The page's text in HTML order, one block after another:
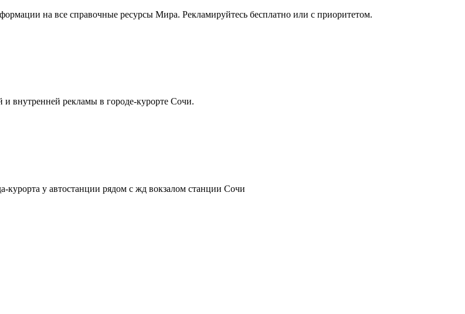
на все справочные ресурсы Мира. Рекламируйтесь бесплатно или с приоритетом.
внутренней рекламы в городе-курорте Сочи.
у автостанции рядом с жд вокзалом станции Сочи